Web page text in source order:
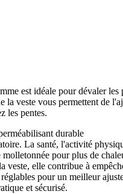
est idéale pour dévaler
la veste vous permettent de
les pentes.
durable
La santé, l'activité
pour plus de
veste, elle contribue à
pour un meilleur
et sécurisé.